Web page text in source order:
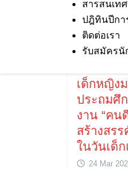
สารสนเท
ปฎิทินปีกา
ติดต่อเรา
รับสมัครนั
เด็กหญิง
ประถมศึ
งาน “คน
สร้างสร
ในวันเด็
24 Mar